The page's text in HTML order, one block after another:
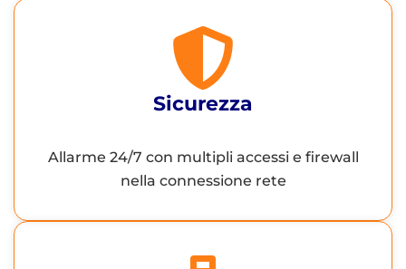
Sicurezza
Allarme 24/7 con multipli accessi e firewall
nella connessione rete